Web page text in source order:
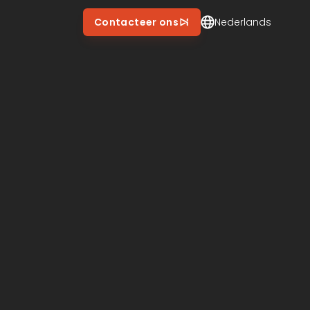
Contacteer New Impact
Contacteer ons Nederlands